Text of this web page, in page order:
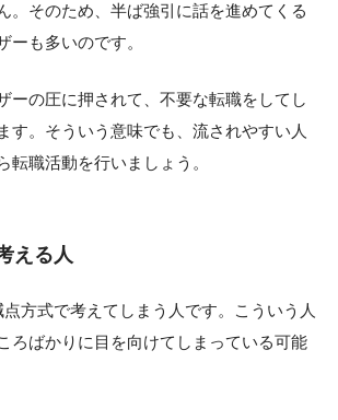
。そのため、半ば強引に話を進めてくる
ーも多いのです。
ーの圧に押されて、不要な転職をしてし
す。そういう意味でも、流されやすい人
転職活動を行いましょう。
える人
方式で考えてしまう人です。こういう人
ろばかりに目を向けてしまっている可能